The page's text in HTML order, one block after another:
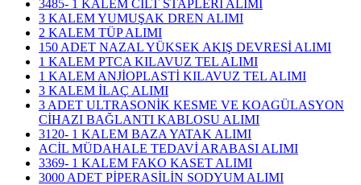
3485- 1 KALEM CİLT STAPLERİ ALIMI
3 KALEM YUMUŞAK DREN ALIMI
2 KALEM TÜP ALIMI
150 ADET NAZAL YÜKSEK AKIŞ DEVRESİ ALIMI
1 KALEM PTCA KILAVUZ TEL ALIMI
1 KALEM ANJİOPLASTİ KILAVUZ TEL ALIMI
3 KALEM İLAÇ ALIMI
3 ADET ULTRASONİK KESME VE KOAGÜLASYON
CİHAZI BAĞLANTI KABLOSU ALIMI
3120- 1 KALEM BAZA YATAK ALIMI
ACİL MÜDAHALE TEDAVİ ARABASI ALIMI
3369- 1 KALEM FAKO KASET ALIMI
3000 ADET PİPERASİLİN SODYUM ALIMI